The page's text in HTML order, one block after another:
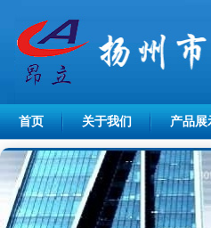
首页 关于我们 产品展